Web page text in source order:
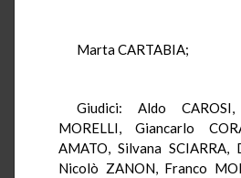
Marta CARTABIA;
Giudici: Aldo
MORELLI, Giancarlo
AMATO, Silvana SCIARRA,
Nicolò ZANON, Franco